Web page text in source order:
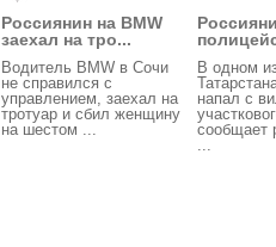
Россиянин на BMW
заехал на тро...
Водитель BMW в Сочи
не справился с
управлением, заехал на
тротуар и сбил женщину
на шестом ...
В одном
напал с
сообщает
...